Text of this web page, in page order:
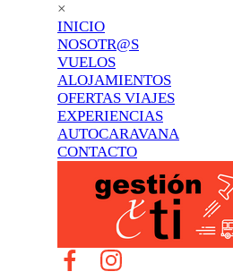
×
INICIO
NOSOTR@S
VUELOS
ALOJAMIENTOS
OFERTAS VIAJES
EXPERIENCIAS
AUTOCARAVANA
CONTACTO